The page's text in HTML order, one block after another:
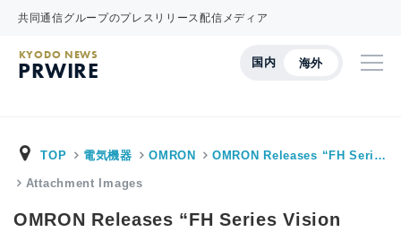
共同通信グループのプレスリリース配信メディア
国内 海外
KYODO NEWS
PRWIRE
TOP 電気機器 OMRON OMRON Releases “FH Seri…
Attachment Images
OMRON Releases “FH Series Vision